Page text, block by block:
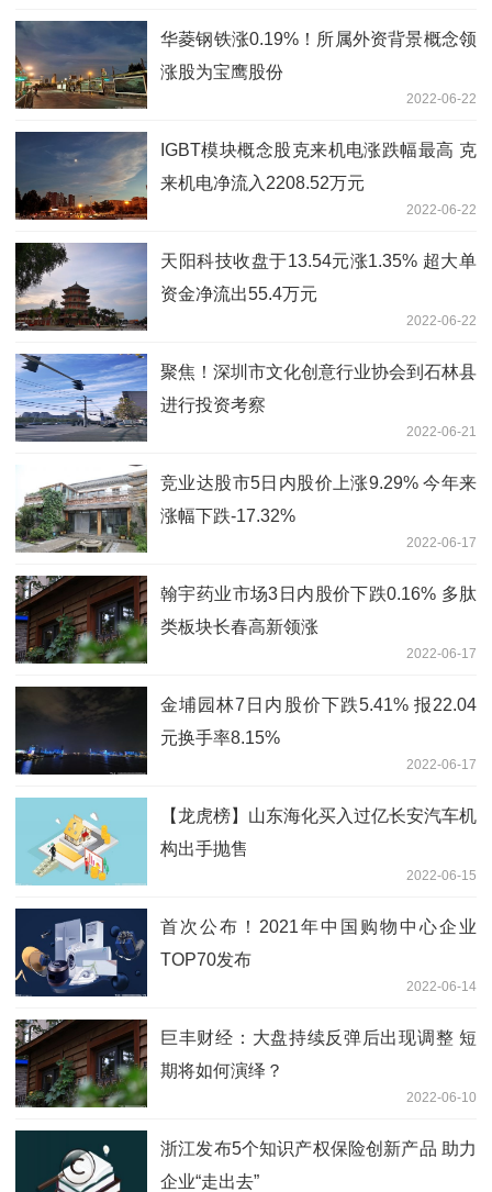
华菱钢铁涨0.19%！所属外资背景概念领
涨股为宝鹰股份
2022-06-22
IGBT模块概念股克来机电涨跌幅最高 克
来机电净流入2208.52万元
2022-06-22
天阳科技收盘于13.54元涨1.35% 超大单
资金净流出55.4万元
2022-06-22
聚焦！深圳市文化创意行业协会到石林县
进行投资考察
2022-06-21
竞业达股市5日内股价上涨9.29% 今年来
涨幅下跌-17.32%
2022-06-17
翰宇药业市场3日内股价下跌0.16% 多肽
类板块长春高新领涨
2022-06-17
金埔园林7日内股价下跌5.41% 报22.04
元换手率8.15%
2022-06-17
【龙虎榜】山东海化买入过亿长安汽车机
构出手抛售
2022-06-15
首次公布！2021年中国购物中心企业
TOP70发布
2022-06-14
巨丰财经：大盘持续反弹后出现调整 短
期将如何演绎？
2022-06-10
浙江发布5个知识产权保险创新产品 助力
企业“走出去”